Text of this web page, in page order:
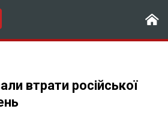
втрати російської